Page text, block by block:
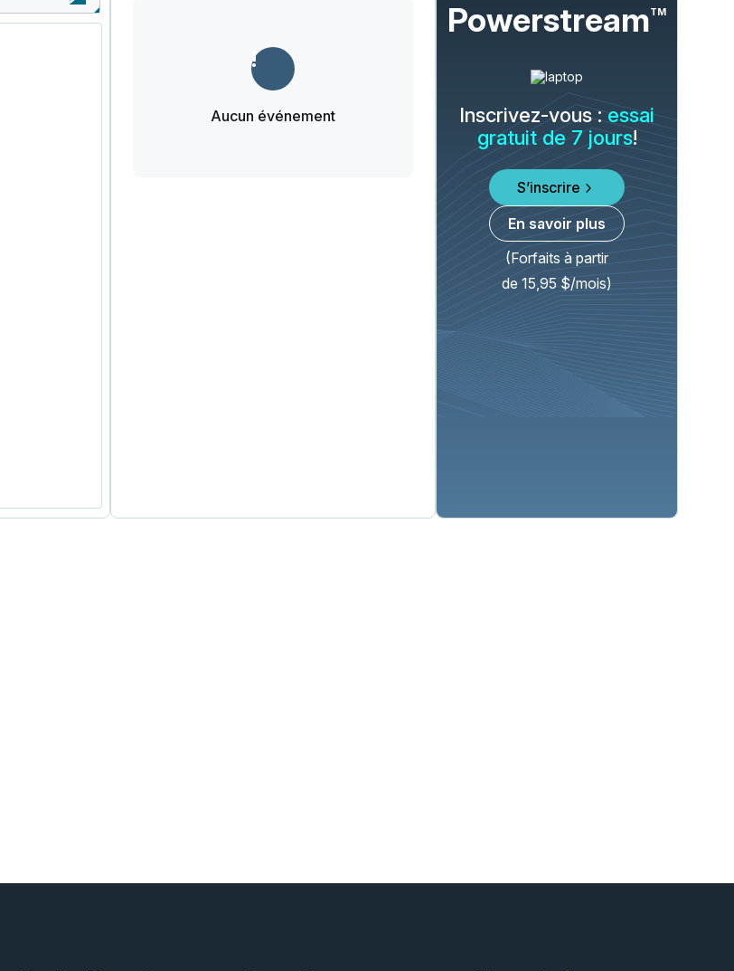
Aucun événement
PowerstreamTM
Inscrivez-vous :essai
gratuit de 7 jours!
S’inscrire
En savoir plus
(Forfaits à partir
de 15,95 $/mois)